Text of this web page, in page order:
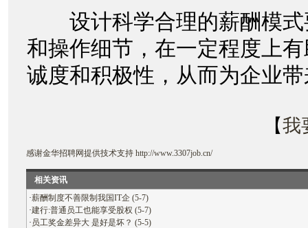
设计科学合理的薪酬模式
和操作细节，在一定程度上
诚度和积极性，从而为企业
【我
感谢金华招聘网提供技术支持 http://www.3307job.cn/
相关资讯
·薪酬制度不善限制我国IT企 (5-7)
·建行:普通员工也能享受股权 (5-7)
· 员工奖金差异大 是好是坏？ (5-5)